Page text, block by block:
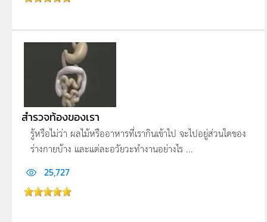
สำรวจท้องของเรา
รู้หรือไม่ว่า ผลไม้หรืออาหารที่เรากินเข้าไป จะไปอยู่ส่วนใดของ
ร่างกายบ้าง และแต่ละอวัยวะทำงานอย่างไร ...
25,727